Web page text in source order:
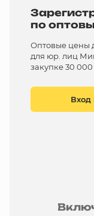
по
Оптовые цены
для юр. лиц
закупке 30 000
Вход